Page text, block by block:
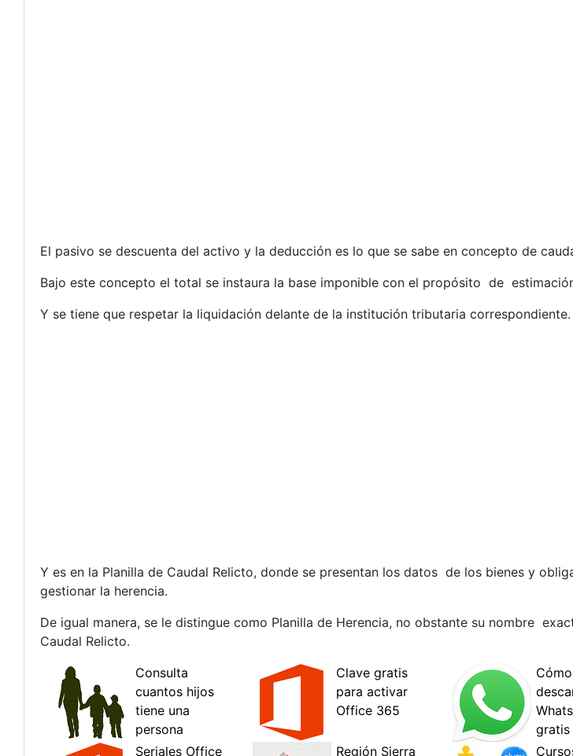
El pasivo se descuenta del activo y la deducción es lo que se sabe en concepto de
Bajo este concepto el total se instaura la base imponible con el propósito de
Y se tiene que respetar la liquidación delante de la institución tributaria correspondiente.
Y es en la Planilla de Caudal Relicto, donde se presentan los datos de los bienes y
gestionar la herencia.
De igual manera, se le distingue como Planilla de Herencia, no obstante su nombre
Caudal Relicto.